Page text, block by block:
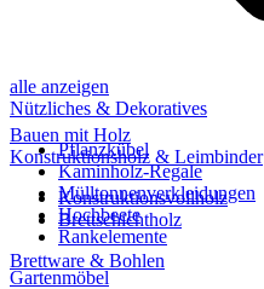
alle anzeigen
Nützliches & Dekoratives
Pflanzkübel
Kaminholz-Regale
Mülltonnenverkleidungen
Hochbeete
Rankelemente
Gartenmöbel
Bauen mit Holz
Konstruktionsholz & Leimbinder
Konstruktionsvollholz
Brettschichtholz
Brettware & Bohlen